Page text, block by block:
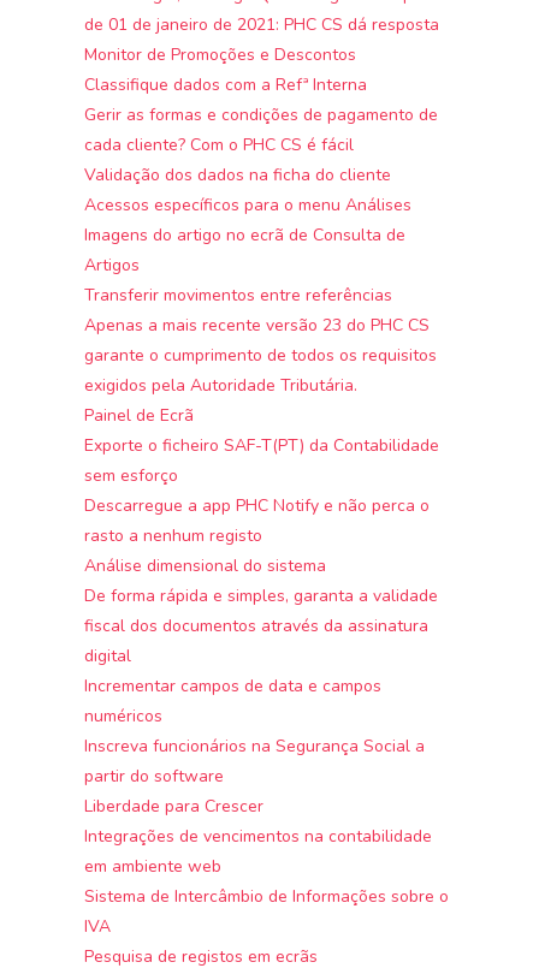
de 01 de janeiro de 2021: PHC CS dá resposta
Monitor de Promoções e Descontos
Classifique dados com a Refª Interna
Gerir as formas e condições de pagamento de
cada cliente? Com o PHC CS é fácil
Validação dos dados na ficha do cliente
Acessos específicos para o menu Análises
Imagens do artigo no ecrã de Consulta de
Artigos
Transferir movimentos entre referências
Apenas a mais recente versão 23 do PHC CS
garante o cumprimento de todos os requisitos
exigidos pela Autoridade Tributária.
Painel de Ecrã
Exporte o ficheiro SAF-T(PT) da Contabilidade
sem esforço
Descarregue a app PHC Notify e não perca o
rasto a nenhum registo
Análise dimensional do sistema
De forma rápida e simples, garanta a validade
fiscal dos documentos através da assinatura
digital
Incrementar campos de data e campos
numéricos
Inscreva funcionários na Segurança Social a
partir do software
Liberdade para Crescer
Integrações de vencimentos na contabilidade
em ambiente web
Sistema de Intercâmbio de Informações sobre o
IVA
Pesquisa de registos em ecrãs